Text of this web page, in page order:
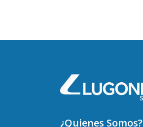
¿Quienes Somos?